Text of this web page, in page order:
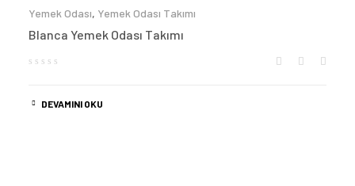
Yemek Odası, Yemek Odası Takımı
Blanca Yemek Odası Takımı
DEVAMINI OKU